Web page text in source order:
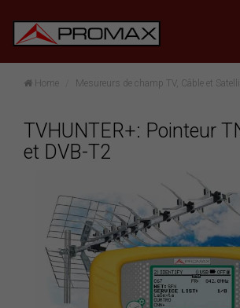
Home Mesureurs de champ TV, Câble et
TVHUNTER+: Pointeur
et DVB-T2